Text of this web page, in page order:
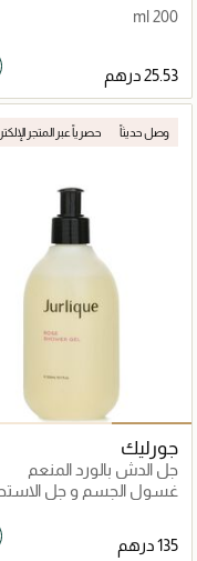
200 ml
وصل حديثاً حصرياً عبر المتجر
جورليك
جل الدش بالورد المنعم
غسول الجسم و جل